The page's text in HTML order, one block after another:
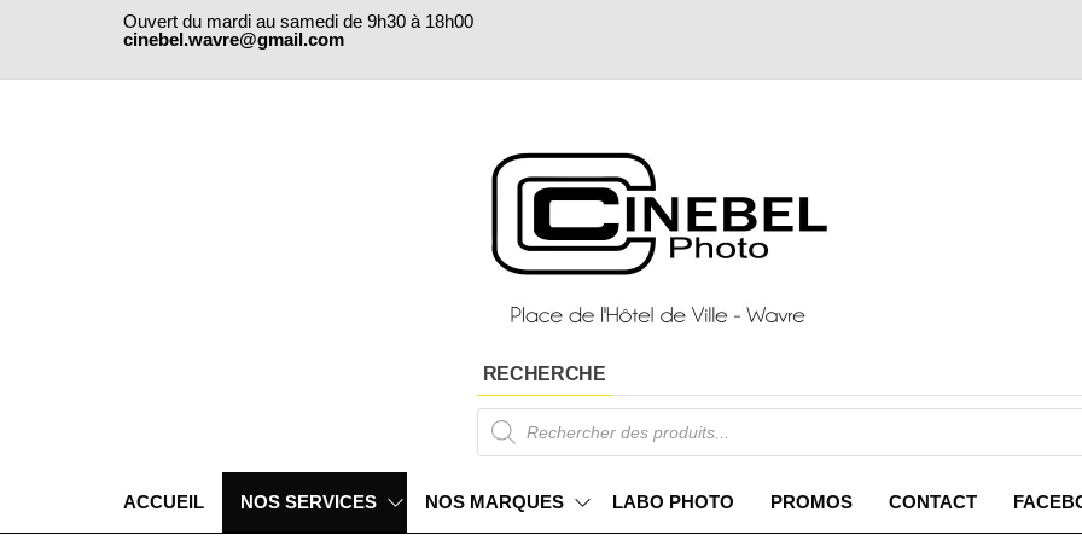
Ouvert du mardi au samedi de 9h30 à 18h00
cinebel.wavre@gmail.com
RECHERCHE
ACCUEIL NOS SERVICES NOS MARQUES LABO PHOTO PROMOS CONTACT